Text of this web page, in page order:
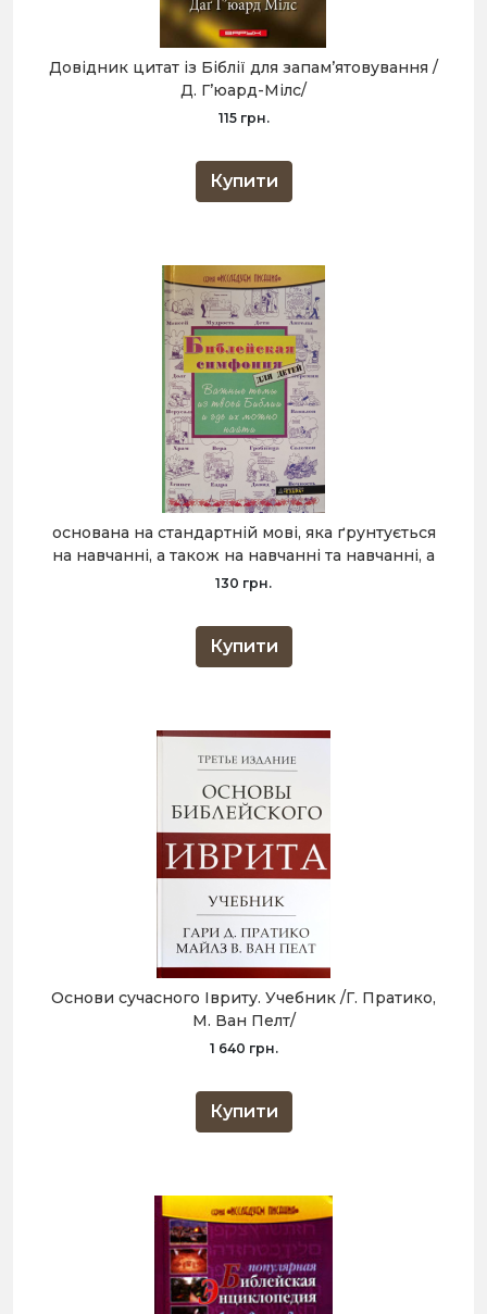
Довідник цитат із Біблії для запам’ятовування /
Д. Г’юард-Мілс/
115 грн.
Купити
основана на стандартній мові, яка ґрунтується
на навчанні, а також на навчанні та навчанні, а
також на навчанні та навчанні.
130 грн.
Купити
Основи сучасного Івриту. Учебник /Г. Пратико,
М. Ван Пелт/
1 640 грн.
Купити